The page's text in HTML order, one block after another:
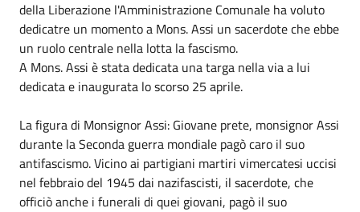
della Liberazione l'Amministrazione Comunale ha voluto
dedicatre un momento a Mons. Assi un sacerdote che ebbe
un ruolo centrale nella lotta la fascismo.
A Mons. Assi è stata dedicata una targa nella via a lui
dedicata e inaugurata lo scorso 25 aprile.
La figura di Monsignor Assi: Giovane prete, monsignor Assi
durante la Seconda guerra mondiale pagò caro il suo
antifascismo. Vicino ai partigiani martiri vimercatesi uccisi
nel febbraio del 1945 dai nazifascisti, il sacerdote, che
officiò anche i funerali di quei giovani, pagò il suo